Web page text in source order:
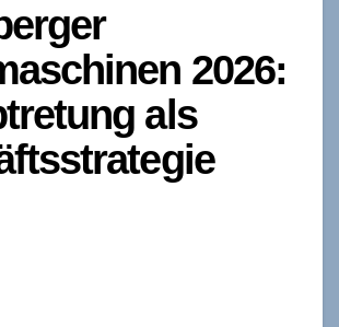
2026:
als